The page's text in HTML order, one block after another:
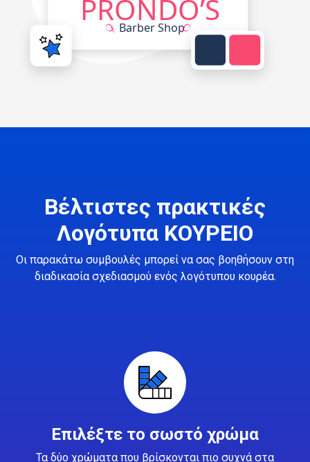
Βέλτιστες πρακτικές
Λογότυπα ΚΟΥΡΕΙΟ
Οι παρακάτω συμβουλές μπορεί να σας βοηθήσουν στη
διαδικασία σχεδιασμού ενός λογότυπου κουρέα.
Επιλέξτε το σωστό χρώμα
Τα δύο χρώματα που βρίσκονται πιο συχνά στα